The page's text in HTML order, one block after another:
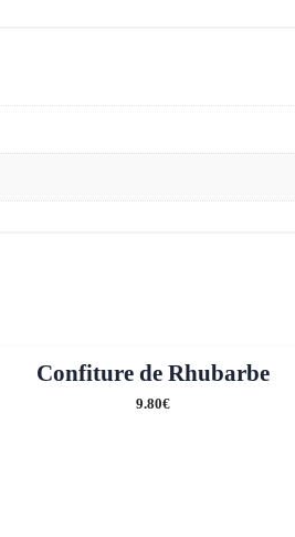
Confiture de Rhubarbe
9.80€